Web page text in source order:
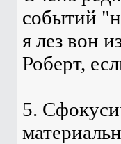
событий
я лез вон
Роберт,
5.